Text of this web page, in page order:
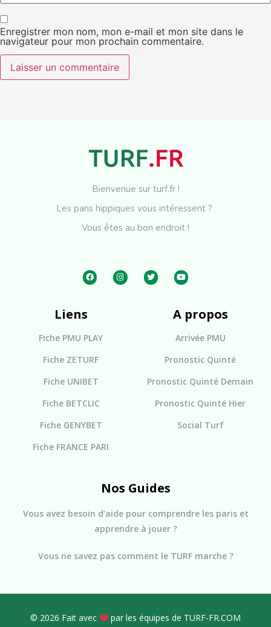
Enregistrer mon nom, mon e-mail et mon site dans le
navigateur pour mon prochain commentaire.
Bienvenue sur turf.fr !
Les paris hippiques vous intéressent ?
Vous êtes au bon endroit !
Liens
Fiche PMU PLAY
Fiche ZETURF
Fiche UNIBET
Fiche BETCLIC
Fiche GENYBET
Fiche FRANCE PARI
A propos
Arrivée PMU
Pronostic Quinté
Pronostic Quinté Demain
Pronostic Quinté Hier
Social Turf
Nos Guides
Vous avez besoin d’aide pour comprendre les paris et
apprendre à jouer ?
Vous ne savez pas comment le TURF marche ?
© 2026 Fait avec par les équipes de TURF-FR.COM